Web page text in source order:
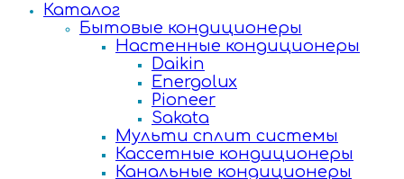
Каталог
Бытовые кондиционеры
Настенные кондиционеры
Daikin
Energolux
Pioneer
Sakata
Мульти сплит системы
Кассетные кондиционеры
Канальные кондиционеры